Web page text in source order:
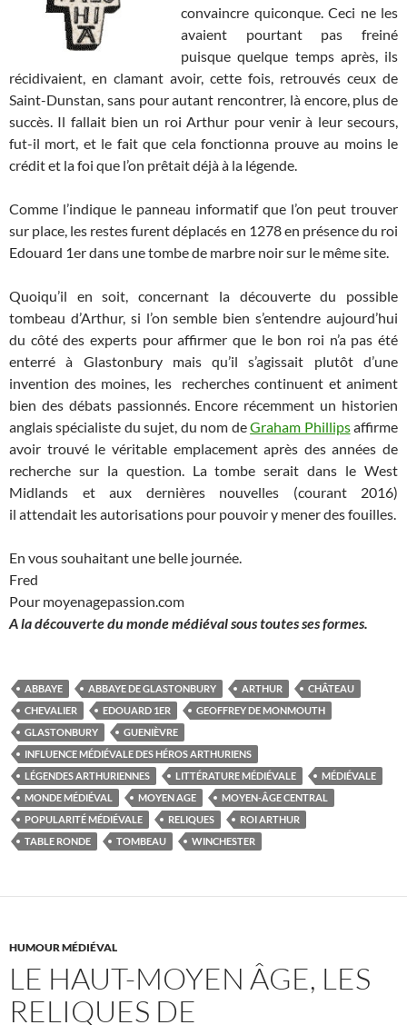
convaincre quiconque. Ceci ne les
avaient pourtant pas freiné
puisque quelque temps après, ils
récidivaient, en clamant avoir, cette fois, retrouvés ceux de
Saint-Dunstan, sans pour autant rencontrer, là encore, plus de
succès. Il fallait bien un roi Arthur pour venir à leur secours,
fut-il mort, et le fait que cela fonctionna prouve au moins le
crédit et la foi que l’on prêtait déjà à la légende.
Comme l’indique le panneau informatif que l’on peut trouver
sur place, les restes furent déplacés en 1278 en présence du roi
Edouard 1er dans une tombe de marbre noir sur le même site.
Quoiqu’il en soit, concernant la découverte du possible
tombeau d’Arthur, si l’on semble bien s’entendre aujourd’hui
du côté des experts pour affirmer que le bon roi n’a pas été
enterré à Glastonbury mais qu’il s’agissait plutôt d’une
invention des moines, les recherches continuent et animent
bien des débats passionnés. Encore récemment un historien
anglais spécialiste du sujet, du nom deGraham Phillipsaffirme
avoir trouvé le véritable emplacement après des années de
recherche sur la question. La tombe serait dans le West
Midlands et aux dernières nouvelles (courant 2016)
il attendait les autorisations pour pouvoir y mener des fouilles.
En vous souhaitant une belle journée.
Fred
Pour moyenagepassion.com
A la découverte du monde médiéval sous toutes ses formes.
ABBAYE ABBAYE DE GLASTONBURY ARTHUR
CHÂTEAU
CHEVALIER
EDOUARD 1ER
GEOFFREY DE MONMOUTH
GLASTONBURY
GUENIÈVRE
INFLUENCE MÉDIÉVALE DES HÉROS ARTHURIENS
LÉGENDES ARTHURIENNES
LITTÉRATURE MÉDIÉVALE
MÉDIÉVALE
MONDE MÉDIÉVAL
MOYEN AGE
MOYEN-ÂGE CENTRAL
POPULARITÉ MÉDIÉVALE
RELIQUES
ROI ARTHUR
TABLE RONDE
TOMBEAU WINCHESTER
HUMOUR MÉDIÉVAL
LE HAUT-MOYEN ÂGE, LES
RELIQUES DE